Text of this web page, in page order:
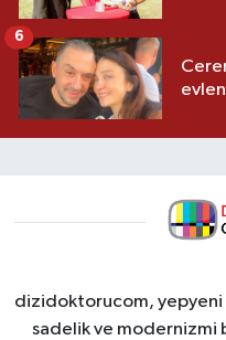
6
dizidoktorucom, yepyeni
sadelik ve modernizmi